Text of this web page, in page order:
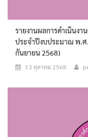
รายงานผลการดำเนินง
ประจำปีงบประมาณ พ.ศ
กันยายน 2568)
13 ตุลาคม 2568